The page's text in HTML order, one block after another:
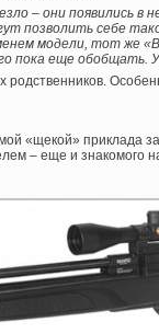
– они появились в
позволить себе
модели, тот же
пока еще обобщать.
«щекой» приклада
– еще и знакомого